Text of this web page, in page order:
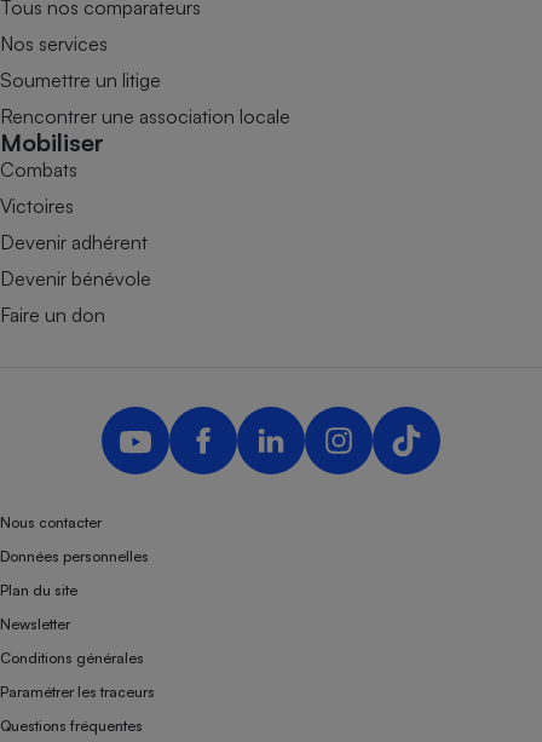
Tous nos comparateurs
Nos services
Soumettre un litige
Rencontrer une association locale
Mobiliser
Combats
Victoires
Devenir adhérent
Devenir bénévole
Faire un don
Nous contacter
Données personnelles
Plan du site
Newsletter
Conditions générales
Paramétrer les traceurs
Questions fréquentes